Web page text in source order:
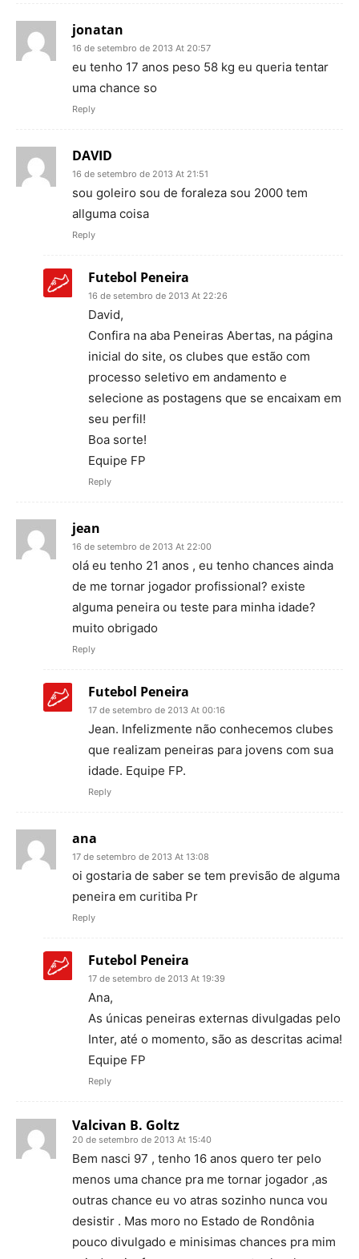
jonatan
16 de setembro de 2013 At 20:57
eu tenho 17 anos peso 58 kg eu queria tentar
uma chance so
Reply
DAVID
16 de setembro de 2013 At 21:51
sou goleiro sou de foraleza sou 2000 tem
allguma coisa
Reply
Futebol Peneira
16 de setembro de 2013 At 22:26
David,
Confira na aba Peneiras Abertas, na página
inicial do site, os clubes que estão com
processo seletivo em andamento e
selecione as postagens que se encaixam em
seu perfil!
Boa sorte!
Equipe FP
Reply
jean
16 de setembro de 2013 At 22:00
olá eu tenho 21 anos , eu tenho chances ainda
de me tornar jogador profissional? existe
alguma peneira ou teste para minha idade?
muito obrigado
Reply
Futebol Peneira
17 de setembro de 2013 At 00:16
Jean. Infelizmente não conhecemos clubes
que realizam peneiras para jovens com sua
idade. Equipe FP.
Reply
ana
17 de setembro de 2013 At 13:08
oi gostaria de saber se tem previsão de alguma
peneira em curitiba Pr
Reply
Futebol Peneira
17 de setembro de 2013 At 19:39
Ana,
As únicas peneiras externas divulgadas pelo
Inter, até o momento, são as descritas acima!
Equipe FP
Reply
Valcivan B. Goltz
20 de setembro de 2013 At 15:40
Bem nasci 97 , tenho 16 anos quero ter pelo
menos uma chance pra me tornar jogador ,as
outras chance eu vo atras sozinho nunca vou
desistir . Mas moro no Estado de Rondônia
pouco divulgado e minisimas chances pra mim